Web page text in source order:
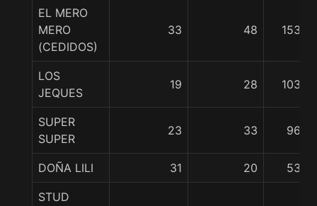
EL MERO
MERO
(CEDIDOS)
33 48 153
LOS
JEQUES
19 28 103
SUPER
SUPER
23 33 96
DOÑA LILI 31 20 53
STUD